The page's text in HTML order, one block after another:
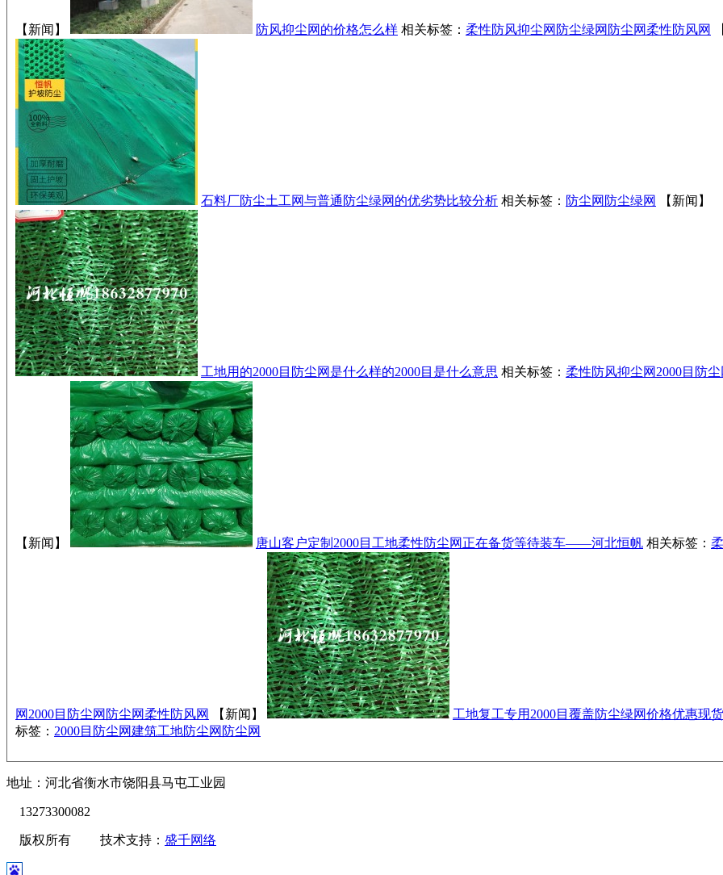
【新闻】 防风抑尘网的价格怎么样 相关标签： 柔性防风抑尘网 防尘绿网 防尘网柔性防风网
石料厂防尘土工网与普通防尘绿网的优劣势比较分析 相关标签： 防尘网 防尘绿网 【新闻】
工地用的2000目防尘网是什么样的2000目是什么意思 相关标签： 柔性防风抑尘网 2000目防尘
【新闻】 唐山客户定制2000目工地柔性防尘网正在备货等待装车——河北恒帆 相关标签：
网 2000目防尘网 防尘网柔性防风网 【新闻】 工地复工专用2000目覆盖防尘绿网价格优惠现
标签： 2000目防尘网建筑工地防尘网 防尘网
地址：河北省衡水市饶阳县马屯工业园
13273300082
版权所有 技术支持： 盛千网络